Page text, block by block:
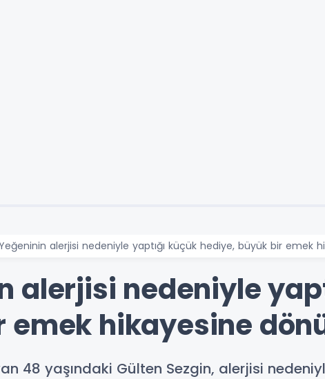
alerjisi nedeniyle yaptığı küçük hediye, büyük bir emek
alerjisi nedeniyle
emek hikayesine
48 yaşındaki Gülten Sezgin, alerjisi